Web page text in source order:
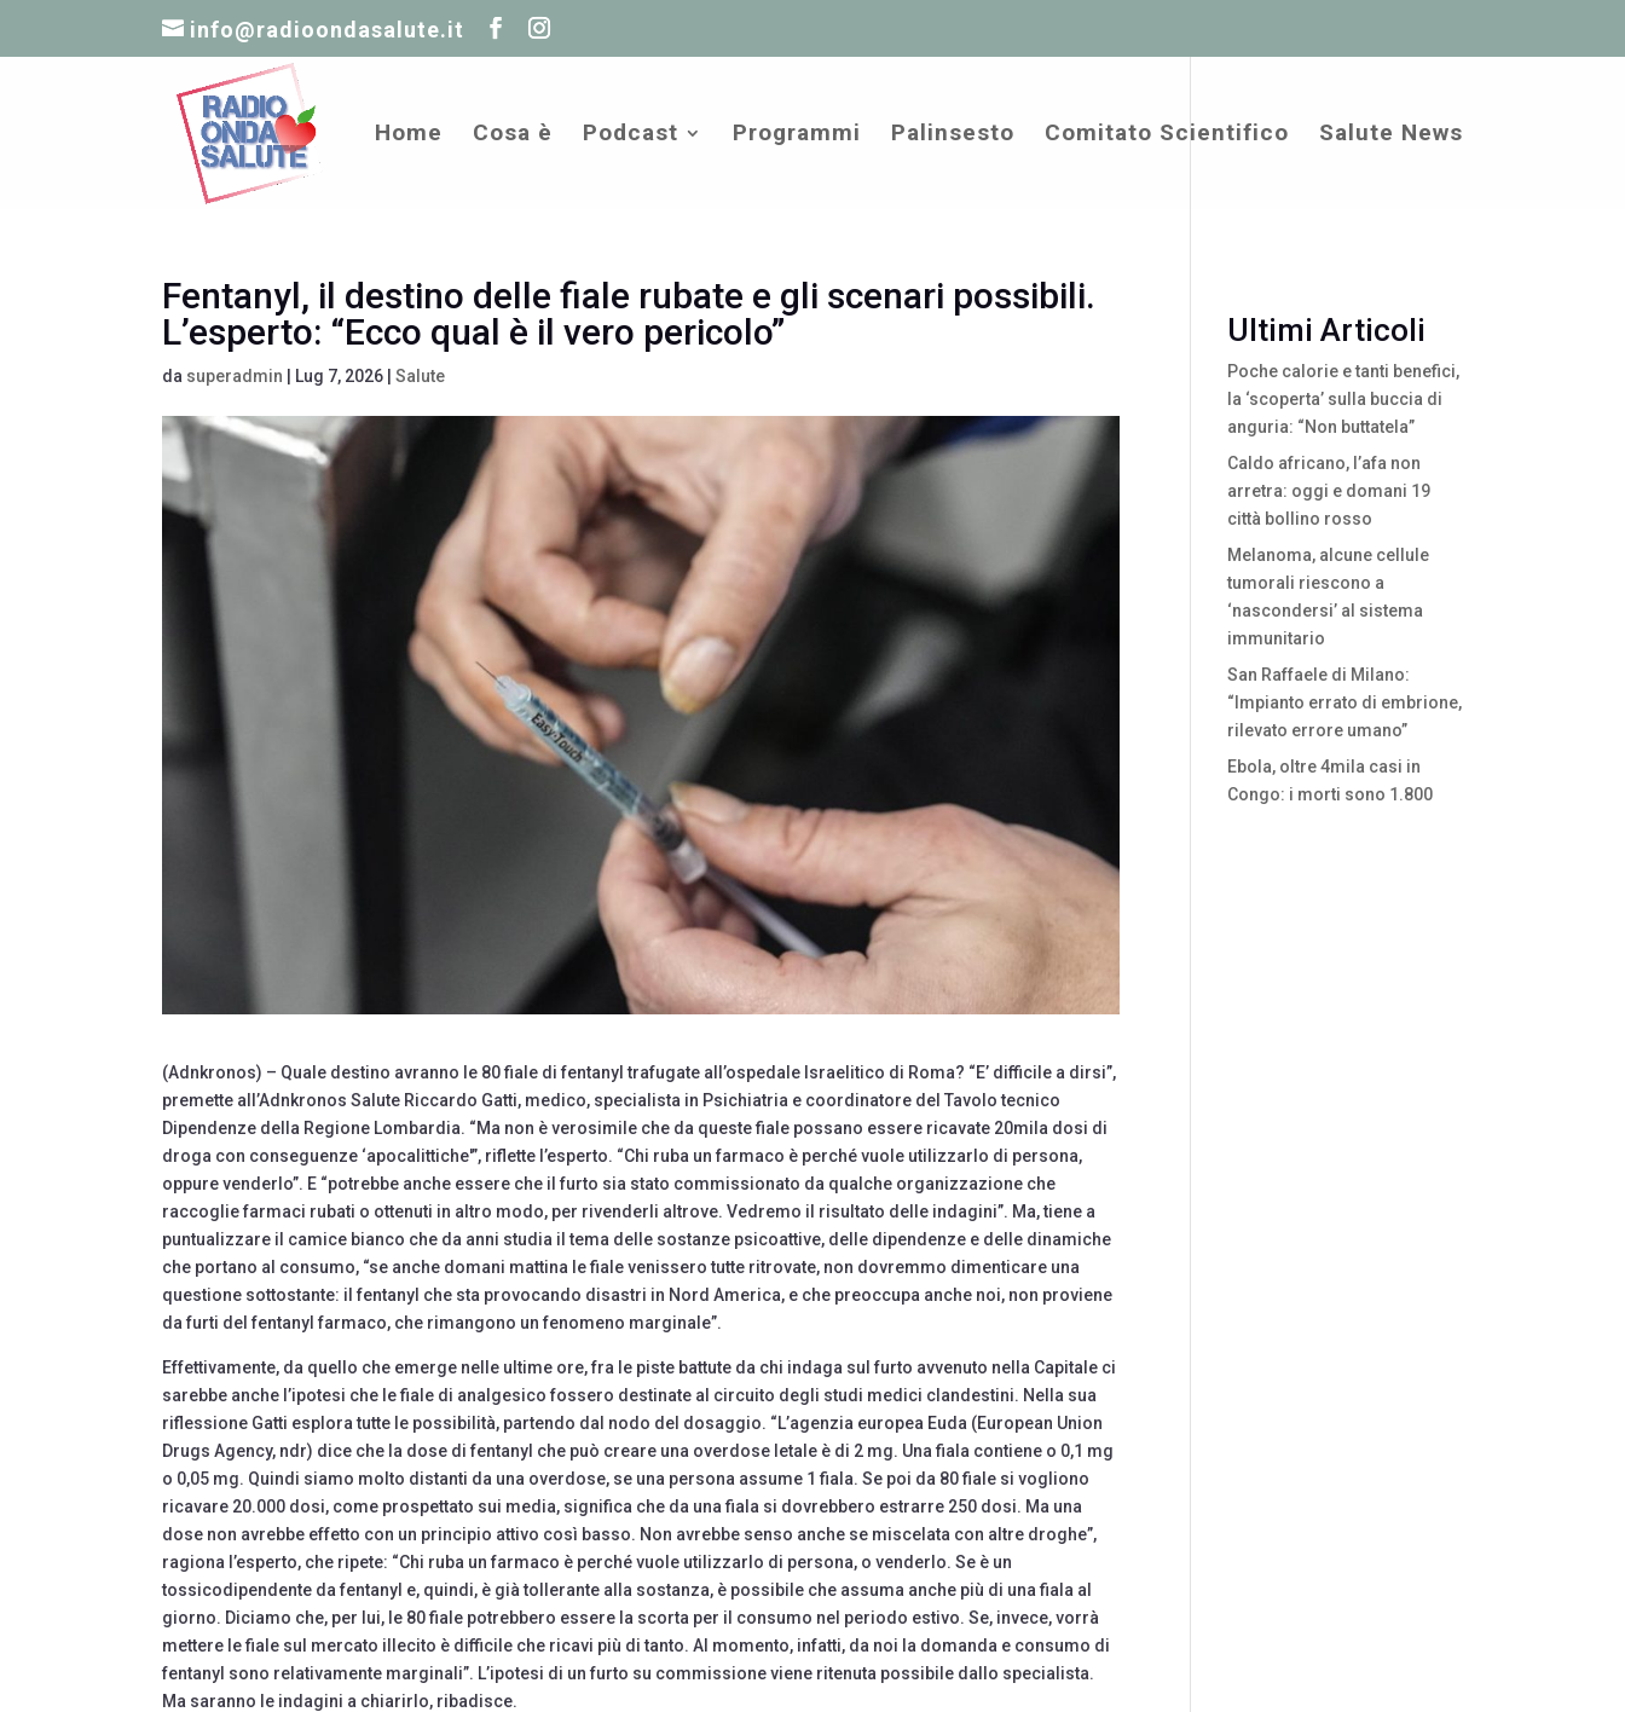
info@radioondasalute.it
Home Cosa è Podcast Programmi Palinsesto Comitato Scientifico Salute News
Fentanyl, il destino delle fiale rubate e gli scenari possibili.
L’esperto: “Ecco qual è il vero pericolo”
da superadmin Lug 7, 2026 |Salute
(Adnkronos) – Quale destino avranno le 80 fiale di fentanyl trafugate all’ospedale Israelitico di Roma? “E’ difficile a dirsi”,
premette all’Adnkronos Salute Riccardo Gatti, medico, specialista in Psichiatria e coordinatore del Tavolo tecnico
Dipendenze della Regione Lombardia. “Ma non è verosimile che da queste fiale possano essere ricavate 20mila dosi di
droga con conseguenze ‘apocalittiche'”, riflette l’esperto. “Chi ruba un farmaco è perché vuole utilizzarlo di persona,
oppure venderlo”. E “potrebbe anche essere che il furto sia stato commissionato da qualche organizzazione che
raccoglie farmaci rubati o ottenuti in altro modo, per rivenderli altrove. Vedremo il risultato delle indagini”. Ma, tiene a
puntualizzare il camice bianco che da anni studia il tema delle sostanze psicoattive, delle dipendenze e delle dinamiche
che portano al consumo, “se anche domani mattina le fiale venissero tutte ritrovate, non dovremmo dimenticare una
questione sottostante: il fentanyl che sta provocando disastri in Nord America, e che preoccupa anche noi, non proviene
da furti del fentanyl farmaco, che rimangono un fenomeno marginale”.
Effettivamente, da quello che emerge nelle ultime ore, fra le piste battute da chi indaga sul furto avvenuto nella Capitale ci
sarebbe anche l’ipotesi che le fiale di analgesico fossero destinate al circuito degli studi medici clandestini. Nella sua
riflessione Gatti esplora tutte le possibilità, partendo dal nodo del dosaggio. “L’agenzia europea Euda (European Union
Drugs Agency, ndr) dice che la dose di fentanyl che può creare una overdose letale è di 2 mg. Una fiala contiene o 0,1 mg
o 0,05 mg. Quindi siamo molto distanti da una overdose, se una persona assume 1 fiala. Se poi da 80 fiale si vogliono
ricavare 20.000 dosi, come prospettato sui media, significa che da una fiala si dovrebbero estrarre 250 dosi. Ma una
dose non avrebbe effetto con un principio attivo così basso. Non avrebbe senso anche se miscelata con altre droghe”,
ragiona l’esperto, che ripete: “Chi ruba un farmaco è perché vuole utilizzarlo di persona, o venderlo. Se è un
tossicodipendente da fentanyl e, quindi, è già tollerante alla sostanza, è possibile che assuma anche più di una fiala al
giorno. Diciamo che, per lui, le 80 fiale potrebbero essere la scorta per il consumo nel periodo estivo. Se, invece, vorrà
mettere le fiale sul mercato illecito è difficile che ricavi più di tanto. Al momento, infatti, da noi la domanda e consumo di
fentanyl sono relativamente marginali”. L’ipotesi di un furto su commissione viene ritenuta possibile dallo specialista.
Ma saranno le indagini a chiarirlo, ribadisce.
Ultimi Articoli
Poche calorie e tanti benefici,
la ‘scoperta’ sulla buccia di
anguria: “Non buttatela”
Caldo africano, l’afa non
arretra: oggi e domani 19
città bollino rosso
Melanoma, alcune cellule
tumorali riescono a
‘nascondersi’ al sistema
immunitario
San Raffaele di Milano:
“Impianto errato di embrione,
rilevato errore umano”
Ebola, oltre 4mila casi in
Congo: i morti sono 1.800